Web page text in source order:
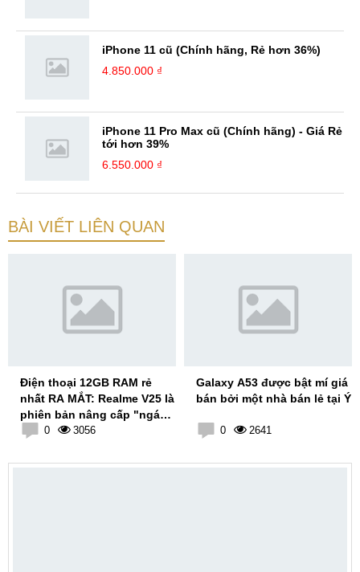
iPhone 11 cũ (Chính hãng, Rẻ hơn 36%)
4.850.000 ₫
iPhone 11 Pro Max cũ (Chính hãng) - Giá Rẻ
tới hơn 39%
6.550.000 ₫
BÀI VIẾT LIÊN QUAN
Điện thoại 12GB RAM rẻ
nhất RA MẮT: Realme V25 là
phiên bản nâng cấp "ngáo
ngơ" của Realme V15
0 3056
Galaxy A53 được bật mí giá
bán bởi một nhà bán lẻ tại Ý
0 2641